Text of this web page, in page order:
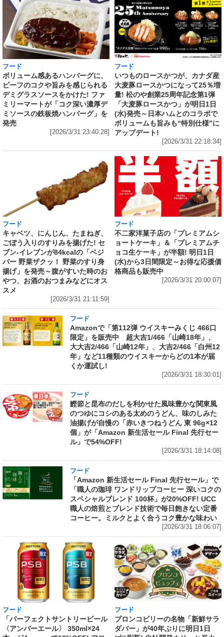
フード
ボリューム感あるハンバーグに、
ビーフのコクや旨みを感じられる
デミグラスソースをかけた! ファ
ミリーマートが「コク深い濃厚デ
ミソースの鉄板焼ハンバーグ」を
発売
[2026/3/31 23:40:28]
フード
いつものロースかつが、カナダ産
大麦豚ロースかつになって25％増
量! 松のや創業25周年記念第1弾
「大麦豚ロースかつ」が明日1日
(水)発売～日本ハムとのコラボで
ボリュームも旨みも“特別仕様”に
アップデート!
[2026/3/31 22:18:34]
フード
キャベツ、にんじん、たまねぎ、
ごぼう入りのすりみを揚げた! セ
ブン‐イレブンが84kcalの「ベジ
バー 野菜ザクッ！ 野菜のすり身
揚げ」を発売～腹がすいた時のお
やつ、お酒のおつまみなどにオス
スメ
[2026/3/31 21:11:59]
フード
不二家洋菓子店の「プレミアムシ
ョートケーキ」＆「プレミアムチ
ョコ生ケーキ」が半額! 明日1日
(水)から3日間限定～お得な応援価
格商品も販売中
[2026/3/31 20:00:07]
フード
Amazonで「第112弾 ウイスキーみくじ 466口
限定」を販売中 超大吉1/466「山崎18年」、
大大吉2/466「山崎12年」、大吉2/466「白州12
年」など11種類のウイスキーからどの1本が届
くか運試し!
[2026/3/31 18:30:01]
フード
鰹節と昆布のだしを利かせた風味豊かな関東風
のつゆにコシのある太めのうどん、味のしみた
油揚げが自慢の「赤いきつねうどん 東 96g×12
個」が「Amazon 新生活セール Final 先行セー
ル」で54%OFF!
[2026/3/31 18:14:08]
フード
「Amazon 新生活セール Final 先行セール」で
「職人の珈琲 ワンドリップコーヒー 深いコクの
スペシャルブレンド 100杯」が20%OFF! UCC
職人の焙煎とブレンド技術で毎日飽きない定番
コーヒー。ミルクとよく合うコク豊かな味わい
[2026/3/31 18:06:07]
フード
「パーフェクトサントリービール
〈アンバーエール〉 350ml×24
フード
ブロンコビリーの名物「新鮮サラ
ダバー」が40年ぶりに明日1日